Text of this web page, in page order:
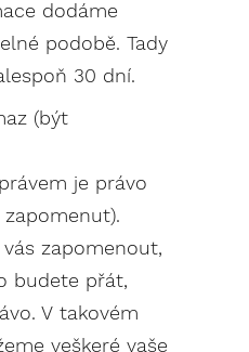
dodáme
podobě. Tady
30 dní.
(být
je právo
zapomenout,
budete přát,
V takovém
veškeré vaše